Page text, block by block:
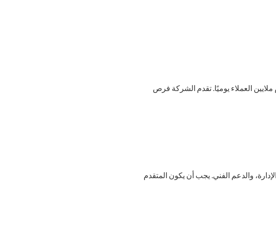
العملاء يوميًا. تقدم الشركة فرص
الإدارة، والدعم الفني. يجب أن يكون المتقدم